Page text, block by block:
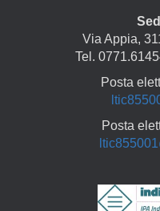
Via Appia,
Tel.
Posta
Posta